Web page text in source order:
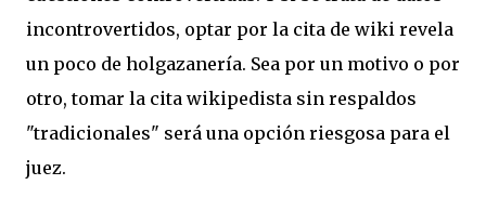
incontrovertidos, optar por la cita de wiki revela
un poco de holgazanería. Sea por un motivo o por
otro, tomar la cita wikipedista sin respaldos
"tradicionales" será una opción riesgosa para el
juez.